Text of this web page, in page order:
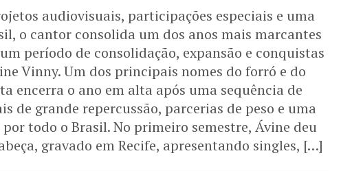
audiovisuais, participações especiais e uma
o cantor consolida um dos anos mais marcantes
período de consolidação, expansão e conquistas
Vinny. Um dos principais nomes do forró e do
encerra o ano em alta após uma sequência de
de grande repercussão, parcerias de peso e uma
todo o Brasil. No primeiro semestre, Ávine deu
gravado em Recife, apresentando singles, […]